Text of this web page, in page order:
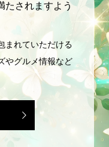
たされますよう
まれていただける
やグルメ情報など